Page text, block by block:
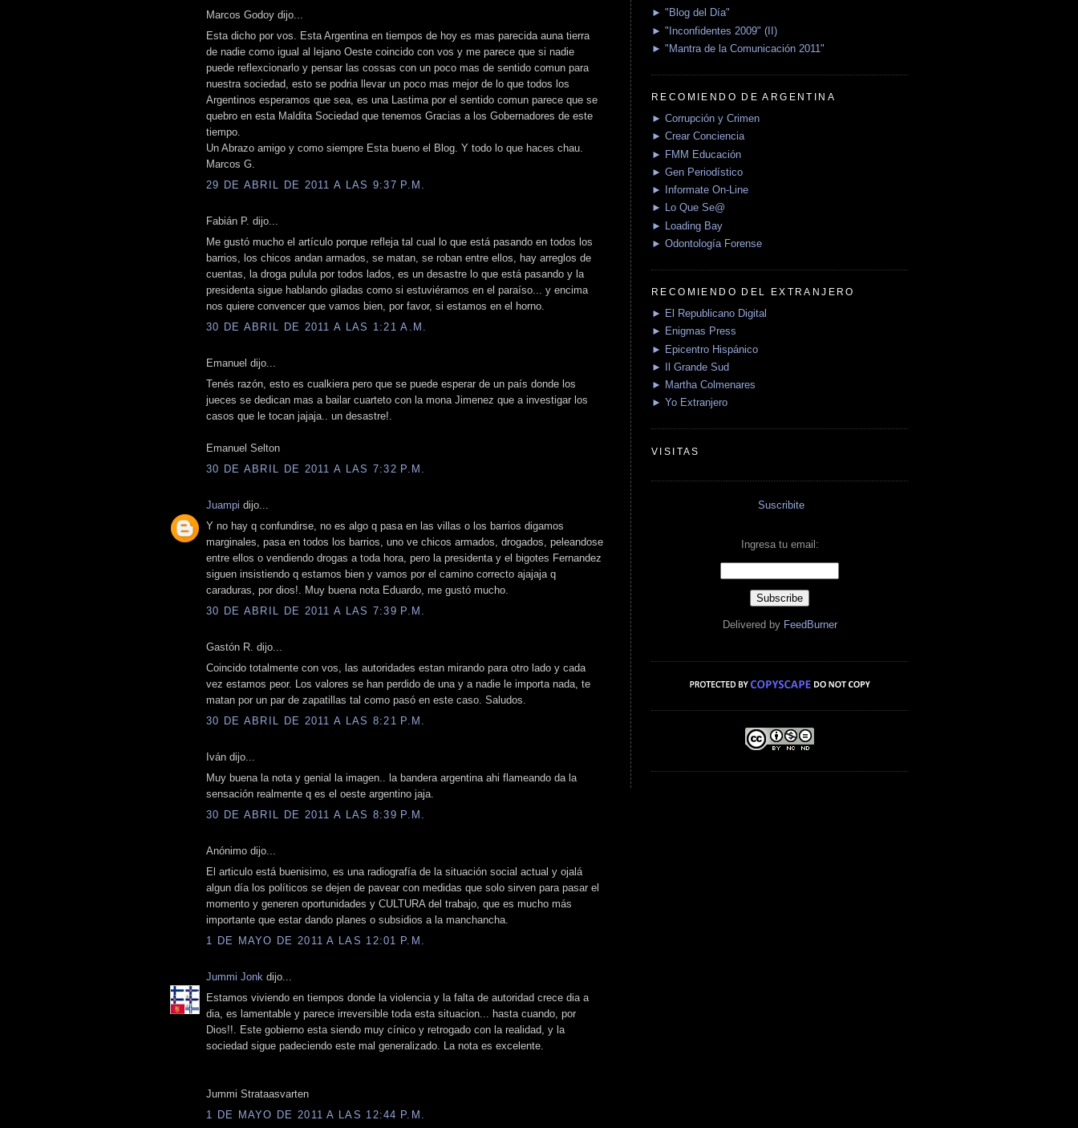
Marcos Godoy dijo...
Esta dicho por vos. Esta Argentina en tiempos de hoy es mas parecida auna tierra
de nadie como igual al lejano Oeste coincido con vos y me parece que si nadie
puede reflexcionarlo y pensar las cossas con un poco mas de sentido comun para
nuestra sociedad, esto se podria llevar un poco mas mejor de lo que todos los
Argentinos esperamos que sea, es una Lastima por el sentido comun parece que se
quebro en esta Maldita Sociedad que tenemos Gracias a los Gobernadores de este
tiempo.
Un Abrazo amigo y como siempre Esta bueno el Blog. Y todo lo que haces chau.
Marcos G.
29 DE ABRIL DE 2011 A LAS 9:37 P.M.
Fabián P. dijo...
Me gustó mucho el artículo porque refleja tal cual lo que está pasando en todos los
barrios, los chicos andan armados, se matan, se roban entre ellos, hay arreglos de
cuentas, la droga pulula por todos lados, es un desastre lo que está pasando y la
presidenta sigue hablando giladas como si estuviéramos en el paraíso... y encima
nos quiere convencer que vamos bien, por favor, si estamos en el horno.
30 DE ABRIL DE 2011 A LAS 1:21 A.M.
Emanuel dijo...
Tenés razón, esto es cualkiera pero que se puede esperar de un país donde los
jueces se dedican mas a bailar cuarteto con la mona Jimenez que a investigar los
casos que le tocan jajaja.. un desastre!.
Emanuel Selton
30 DE ABRIL DE 2011 A LAS 7:32 P.M.
Juampi dijo...
Y no hay q confundirse, no es algo q pasa en las villas o los barrios digamos
marginales, pasa en todos los barrios, uno ve chicos armados, drogados, peleandose
entre ellos o vendiendo drogas a toda hora, pero la presidenta y el bigotes Fernandez
siguen insistiendo q estamos bien y vamos por el camino correcto ajajaja q
caraduras, por dios!. Muy buena nota Eduardo, me gustó mucho.
30 DE ABRIL DE 2011 A LAS 7:39 P.M.
Gastón R. dijo...
Coincido totalmente con vos, las autoridades estan mirando para otro lado y cada
vez estamos peor. Los valores se han perdido de una y a nadie le importa nada, te
matan por un par de zapatillas tal como pasó en este caso. Saludos.
30 DE ABRIL DE 2011 A LAS 8:21 P.M.
Iván dijo...
Muy buena la nota y genial la imagen.. la bandera argentina ahi flameando da la
sensación realmente q es el oeste argentino jaja.
30 DE ABRIL DE 2011 A LAS 8:39 P.M.
Anónimo dijo...
El articulo está buenisimo, es una radiografía de la situación social actual y ojalá
algun día los políticos se dejen de pavear con medidas que solo sirven para pasar el
momento y generen oportunidades y CULTURA del trabajo, que es mucho más
importante que estar dando planes o subsidios a la manchancha.
1 DE MAYO DE 2011 A LAS 12:01 P.M.
Jummi Jonk dijo...
Estamos viviendo en tiempos donde la violencia y la falta de autoridad crece dia a
dia, es lamentable y parece irreversible toda esta situacion... hasta cuando, por
Dios!!. Este gobierno esta siendo muy cínico y retrogado con la realidad, y la
sociedad sigue padeciendo este mal generalizado. La nota es excelente.
Jummi Strataasvarten
1 DE MAYO DE 2011 A LAS 12:44 P.M.
► "Blog del Día"
► "Inconfidentes 2009" (II)
► "Mantra de la Comunicación 2011"
RECOMIENDO DE ARGENTINA
► Corrupción y Crimen
► Crear Conciencia
► FMM Educación
► Gen Periodístico
► Informate On-Line
► Lo Que Se@
► Loading Bay
► Odontología Forense
RECOMIENDO DEL EXTRANJERO
► El Republicano Digital
► Enigmas Press
► Epicentro Hispánico
► Il Grande Sud
► Martha Colmenares
► Yo Extranjero
VISITAS
Suscribite
Ingresa tu email:
Delivered by FeedBurner